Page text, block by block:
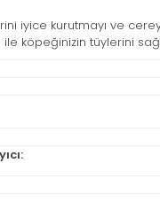
iyice kurutmayı ve
ile köpeğinizin tüylerini